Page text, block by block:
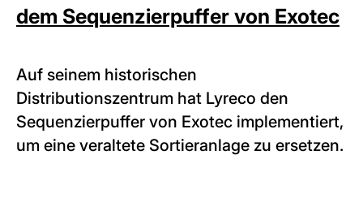
dem Sequenzierpuffer von Exotec
Auf seinem historischen
Distributionszentrum hat Lyreco den
Sequenzierpuffer von Exotec implementiert,
um eine veraltete Sortieranlage zu ersetzen.